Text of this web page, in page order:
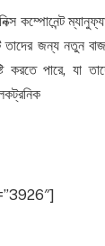
কম্পোনেন্ট
জন্য নতুন
পারে, যা